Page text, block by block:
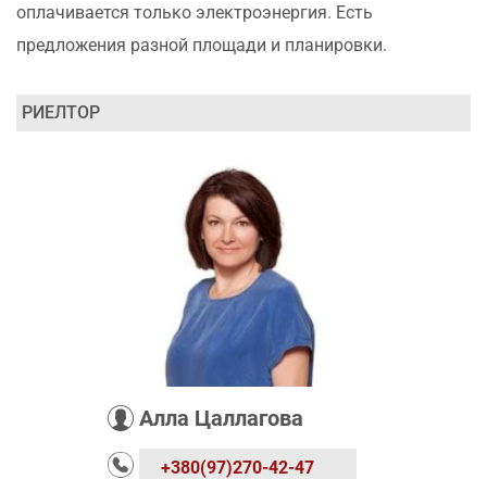
оплачивается только электроэнергия. Есть
предложения разной площади и планировки.
РИЕЛТОР
Алла Цаллагова
+380(97)270-42-47